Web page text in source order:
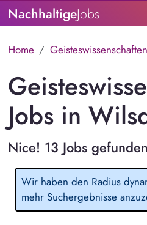
NachhaltigeJobs
Home
Jobs in
Nice! 13 Jobs gefunden
Wir haben den Radius
mehr Suchergebnisse